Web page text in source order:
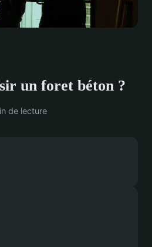
un foret béton ?
de lecture